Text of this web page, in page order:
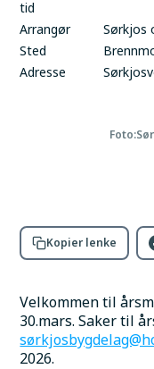
tid
Arrangør
Sørkjos
Sted
Adresse
Foto:
Kopier lenke
Velkommen til
2026.